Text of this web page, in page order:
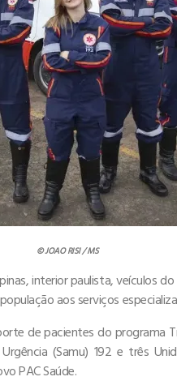
© JOAO RISI / MS
interior paulista, veículos
aos serviços
de pacientes do programa
(Samu) 192 e três
PAC Saúde.